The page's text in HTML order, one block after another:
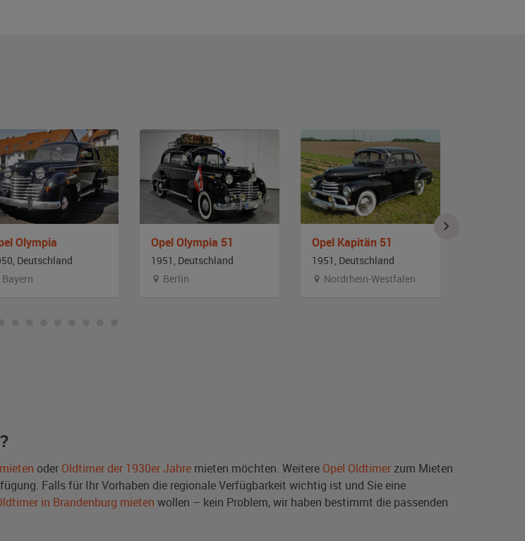
Olympia
Deutschland
Bayern
Opel Olympia 51
1951, Deutschland
Berlin
Opel Kapitän 51
1951, Deutschland
Nordrhein-Westfalen
oder Oldtimer der 1930er Jahre mieten möchten. Weitere Opel Oldtimer zum Mieten
Falls für Ihr Vorhaben die regionale Verfügbarkeit wichtig ist und Sie eine
in Brandenburg mieten wollen – kein Problem, wir haben bestimmt die passenden